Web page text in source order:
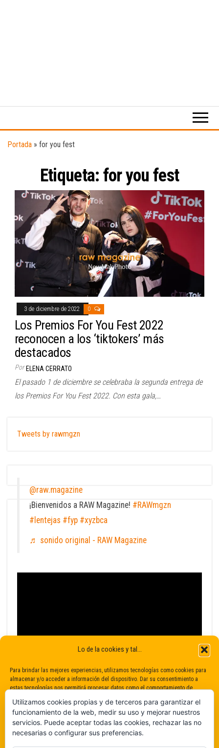
Lo de la cookies y tal...
Para brindar las mejores experiencias, utilizamos tecnologías como cookies para
almacenar y/o acceder a información del dispositivo. Dar su consentimiento a
estas tecnologías nos permitirá procesar datos como el comportamiento de
consentimiento puede afectar negativamente a determinadas características y
funciones.
digital
Portada » for you fest
Etiqueta: for you fest
3 de diciembre de 2022 0
Los Premios For You Fest 2022
reconocen a los ‘tiktokers’ más
destacados
Por ELENA CERRATO
El pasado 1 de diciembre se celebraba la segunda entrega de
los Premios For You Fest 2022. Con esta gala,…
Tweets by rawmgzn
@raw.magazine
¡Bienvenidos a RAW Magazine! #RAWmgzn
#lentejas #fyp #xyzbca
♬ sonido original - RAW Magazine
Utilizamos cookies propias y de terceros para garantizar el
funcionamiento de la web, medir su uso y mejorar nuestros
servicios. Puede aceptar todas las cookies, rechazar las no
necesarias o configurar sus preferencias.